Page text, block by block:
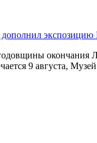
окончания
9 августа,